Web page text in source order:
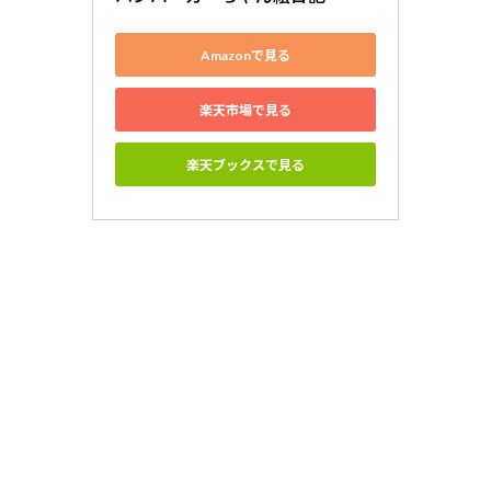
Amazonで見る
楽天市場で見る
楽天ブックスで見る